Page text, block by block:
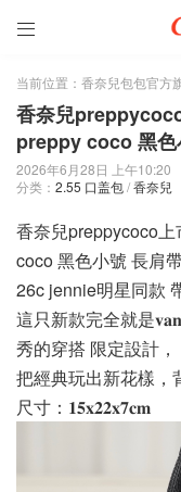

当前位置： 香奈兒包包官方
香奈兒
preppy coco 黑色
2026年6月28日 上午10:20
分类： 2.55 口盖包/香奈兒
香奈兒preppycoco
coco 黑色小號 長肩
26c jennie明星同款
這只新款完全就是
秀的穿搭 限定設計，
把經典玩出新花樣，
尺寸：𝟏𝟓𝐱𝟐𝟐𝐱𝟕𝐜𝐦